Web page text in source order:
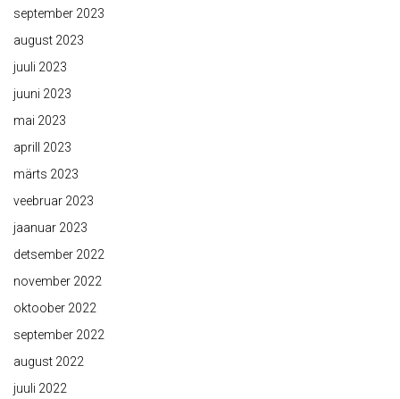
september 2023
august 2023
juuli 2023
juuni 2023
mai 2023
aprill 2023
märts 2023
veebruar 2023
jaanuar 2023
detsember 2022
november 2022
oktoober 2022
september 2022
august 2022
juuli 2022